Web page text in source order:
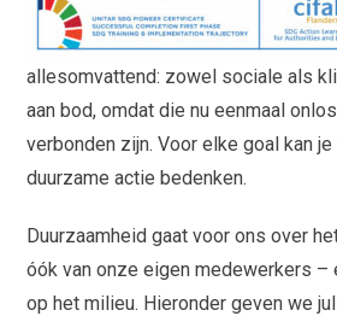
allesomvattend: zowel sociale als
aan bod, omdat die nu eenmaal
verbonden zijn. Voor elke goal kan
duurzame actie bedenken.
Duurzaamheid gaat voor ons over
óók van onze eigen medewerkers –
op het milieu. Hieronder geven we